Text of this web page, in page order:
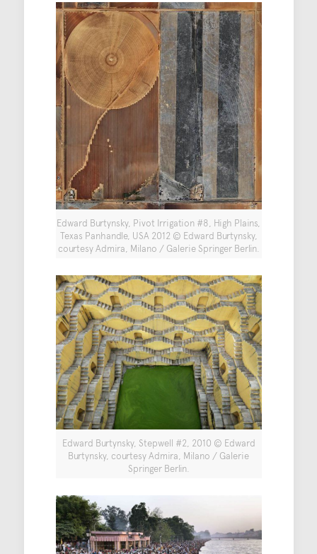
Edward Burtynsky, Pivot Irrigation #8, High Plains,
Texas Panhandle, USA 2012 © Edward Burtynsky,
courtesy Admira, Milano / Galerie Springer Berlin.
Edward Burtynsky, Stepwell #2, 2010 © Edward
Burtynsky, courtesy Admira, Milano / Galerie
Springer Berlin.